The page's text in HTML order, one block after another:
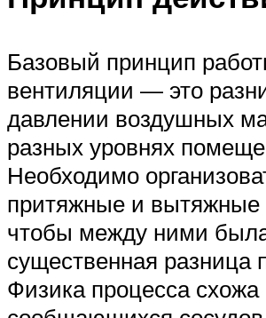
Базовый принцип
вентиляции — это
давлении воздушных
разных уровнях
Необходимо
притяжные и вытяжные
чтобы между ними
существенная разница
Физика процесса схожа